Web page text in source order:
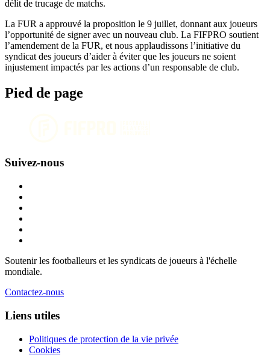
délit de trucage de matchs.
La FUR a approuvé la proposition le 9 juillet, donnant aux joueurs
l’opportunité de signer avec un nouveau club. La FIFPRO soutient
l’amendement de la FUR, et nous applaudissons l’initiative du
syndicat des joueurs d’aider à éviter que les joueurs ne soient
injustement impactés par les actions d’un responsable de club.
Pied de page
Suivez-nous
Soutenir les footballeurs et les syndicats de joueurs à l'échelle
mondiale.
Contactez-nous
Liens utiles
Politiques de protection de la vie privée
Cookies